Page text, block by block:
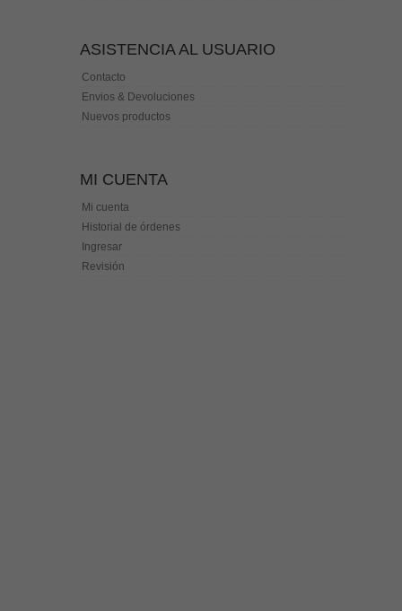
ASISTENCIA AL USUARIO
Contacto
Envios & Devoluciones
Nuevos productos
MI CUENTA
Mi cuenta
Historial de órdenes
Ingresar
Revisión